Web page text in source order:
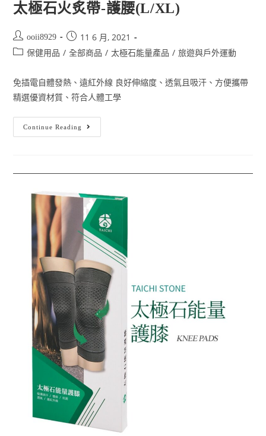
太極石火炙帶-護腰(L/XL)
ooii8929 11 6 月, 2021
保健用品 / 全部商品 / 太極石能量產品 / 旅遊與戶外運動
免插電自體發熱、遠紅外線 良好伸縮度、透氣且吸汗、方便攜帶
精選優資材質、符合人體工學
Continue Reading